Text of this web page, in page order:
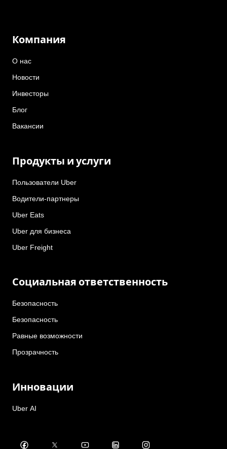
Компания
О нас
Новости
Инвесторы
Блог
Вакансии
Продукты и услуги
Пользователи Uber
Водители-партнеры
Uber Eats
Uber для бизнеса
Uber Freight
Социальная ответственность
Безопасность
Безопасность
Равные возможности
Прозрачность
Инновации
Uber AI